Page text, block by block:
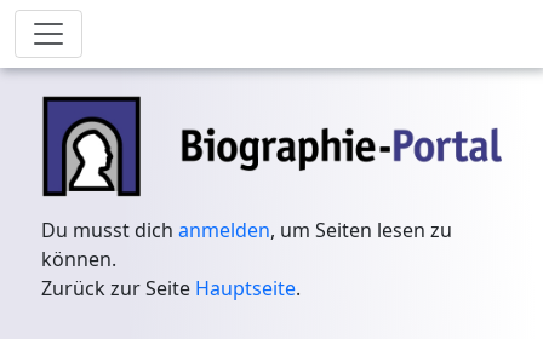
Du musst dichanmelden, um Seiten lesen zu
können.
Zurück zur Seite Hauptseite.